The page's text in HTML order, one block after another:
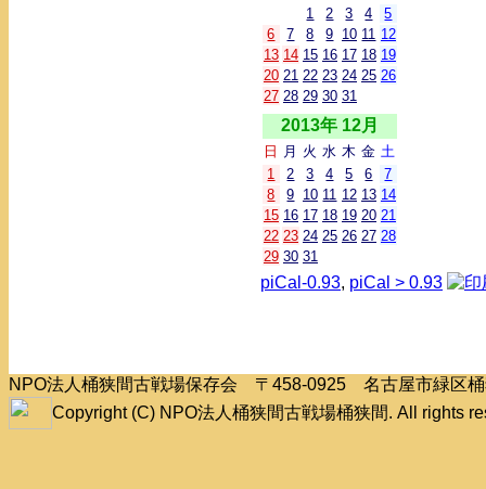
1
2 3 4
5
6
7 8 9 10 11 12
13 14 15 16 17 18 19
20 21 22 23 24 25 26
27 28 29 30 31
2013年 12月
日 月 火 水 木 金 土
1
2 3 4 5 6
7
8
9 10 11 12 13 14
15 16 17 18 19 20 21
22 23 24 25 26 27 28
29 30 31
piCal-0.93, piCal > 0.93
NPO法人桶狭間古戦場保存会 〒458-0925 名古屋市緑区
Copyright (C) NPO法人桶狭間古戦場桶狭間. All rights